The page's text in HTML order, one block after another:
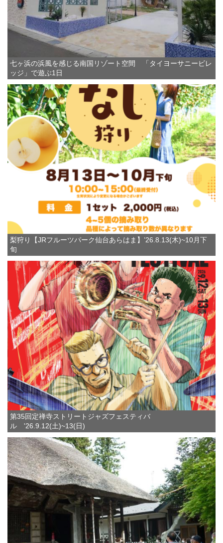
七ヶ浜の浜風を感じる南国リゾート空間 「タイヨーサニービレ
ッジ」で遊ぶ1日
梨狩り【JRフルーツパーク仙台あらはま】’26.8.13(木)~10月下
旬
第35回定禅寺ストリートジャズフェスティバ
ル '26.9.12(土)~13(日)